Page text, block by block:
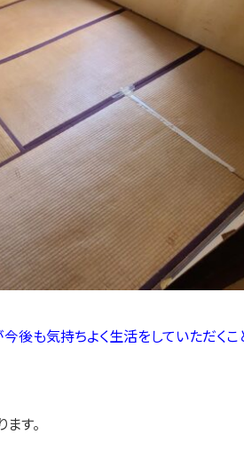
後も気持ちよく生活をしていただくこ
す。